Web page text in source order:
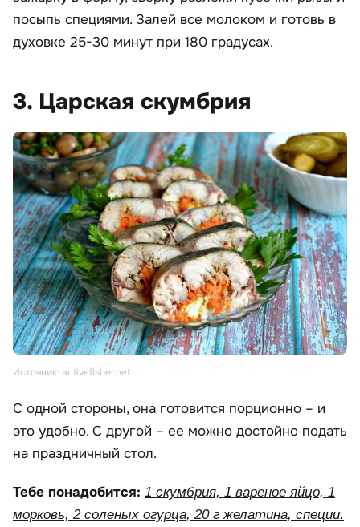
посыпь специями. Залей все молоком и готовь в
духовке 25-30 минут при 180 градусах.
3. Царская скумбрия
Источник: activefisher.net
С одной стороны, она готовится порционно – и
это удобно. С другой – ее можно достойно подать
на праздничный стол.
Тебе понадобится: 1 скумбрия, 1 вареное яйцо, 1
морковь, 2 соленых огурца, 20 г желатина, специи.